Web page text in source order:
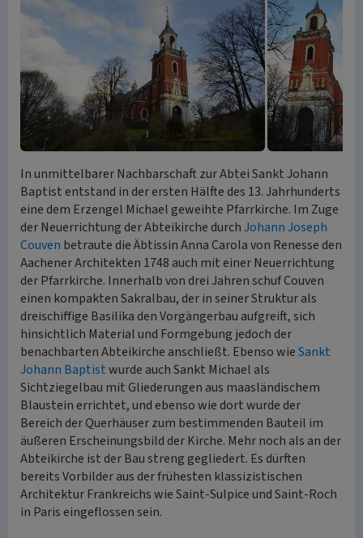
In unmittelbarer Nachbarschaft zur Abtei Sankt Johann
Baptist entstand in der ersten Hälfte des 13. Jahrhunderts
eine dem Erzengel Michael geweihte Pfarrkirche. Im Zuge
der Neuerrichtung der Abteikirche durchJohann Joseph
Couven betraute die Äbtissin Anna Carola von Renesse den
Aachener Architekten 1748 auch mit einer Neuerrichtung
der Pfarrkirche. Innerhalb von drei Jahren schuf Couven
einen kompakten Sakralbau, der in seiner Struktur als
dreischiffige Basilika den Vorgängerbau aufgreift, sich
hinsichtlich Material und Formgebung jedoch der
benachbarten Abteikirche anschließt. Ebenso wieSankt
Johann Baptistwurde auch Sankt Michael als
Sichtziegelbau mit Gliederungen aus maasländischem
Blaustein errichtet, und ebenso wie dort wurde der
Bereich der Querhäuser zum bestimmenden Bauteil im
äußeren Erscheinungsbild der Kirche. Mehr noch als an der
Abteikirche ist der Bau streng gegliedert. Es dürften
bereits Vorbilder aus der frühesten klassizistischen
Architektur Frankreichs wie Saint-Sulpice und Saint-Roch
in Paris eingeflossen sein.